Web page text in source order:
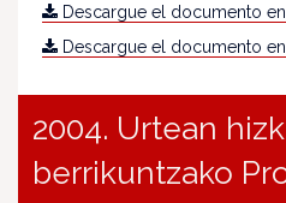
Descargue el documento
Descargue el documento
2004. Urtean
berrikuntzako